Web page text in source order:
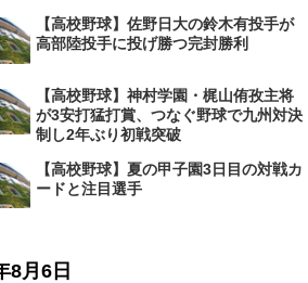
【高校野球】佐野日大の鈴木有投手が
高部陸投手に投げ勝つ完封勝利
【高校野球】神村学園・梶山侑孜主将
が3安打猛打賞、つなぐ野球で九州対決
制し2年ぶり初戦突破
【高校野球】夏の甲子園3日目の対戦カ
ードと注目選手
8月6日